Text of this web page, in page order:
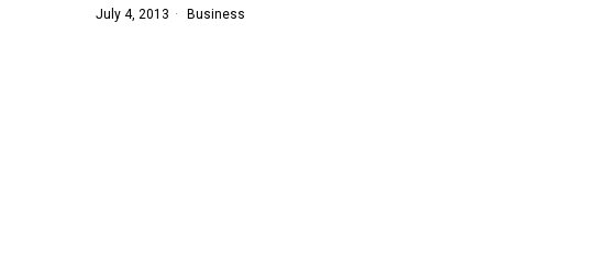
July 4, 2013 Business